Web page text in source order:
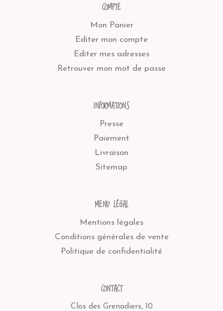
COMPTE
Mon Panier
Editer mon compte
Editer mes adresses
Retrouver mon mot de passe
INFORMATIONS
Presse
Paiement
Livraison
Sitemap
MENU LÉGAL
Mentions légales
Conditions générales de vente
Politique de confidentialité
CONTACT
Clos des Grenadiers, 10